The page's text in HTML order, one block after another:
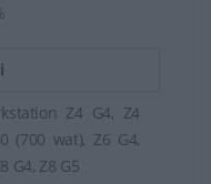
Z4 G4, Z4
(700 wat), Z6 G4,
G4, Z8 G5